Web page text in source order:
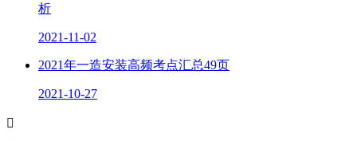
析
2021-11-02
2021年一造安装高频考点汇总49页
2021-10-27
